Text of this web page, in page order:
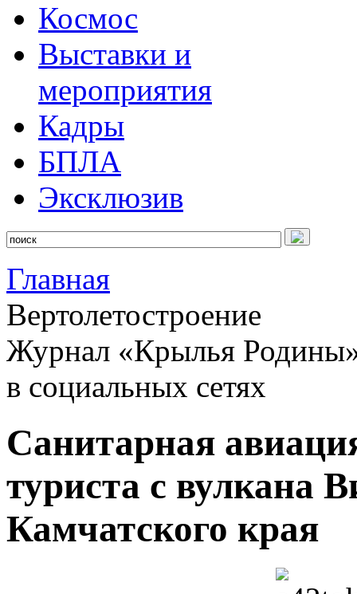
Космос
Выставки и
мероприятия
Кадры
БПЛА
Эксклюзив
Главная
Вертолетостроение
Журнал «Крылья
в социальных сетях
Санитарная
туриста с вулкана
Камчатского края